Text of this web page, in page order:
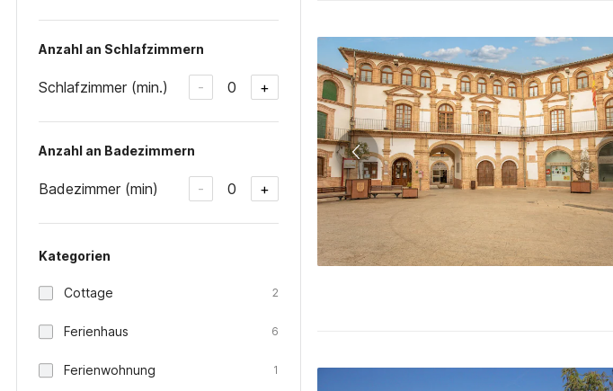
Anzahl an Schlafzimmern
Schlafzimmer (min.) - 0 +
Anzahl an Badezimmern
Badezimmer (min) - 0 +
Kategorien
Cottage 2
Ferienhaus 6
Ferienwohnung 1